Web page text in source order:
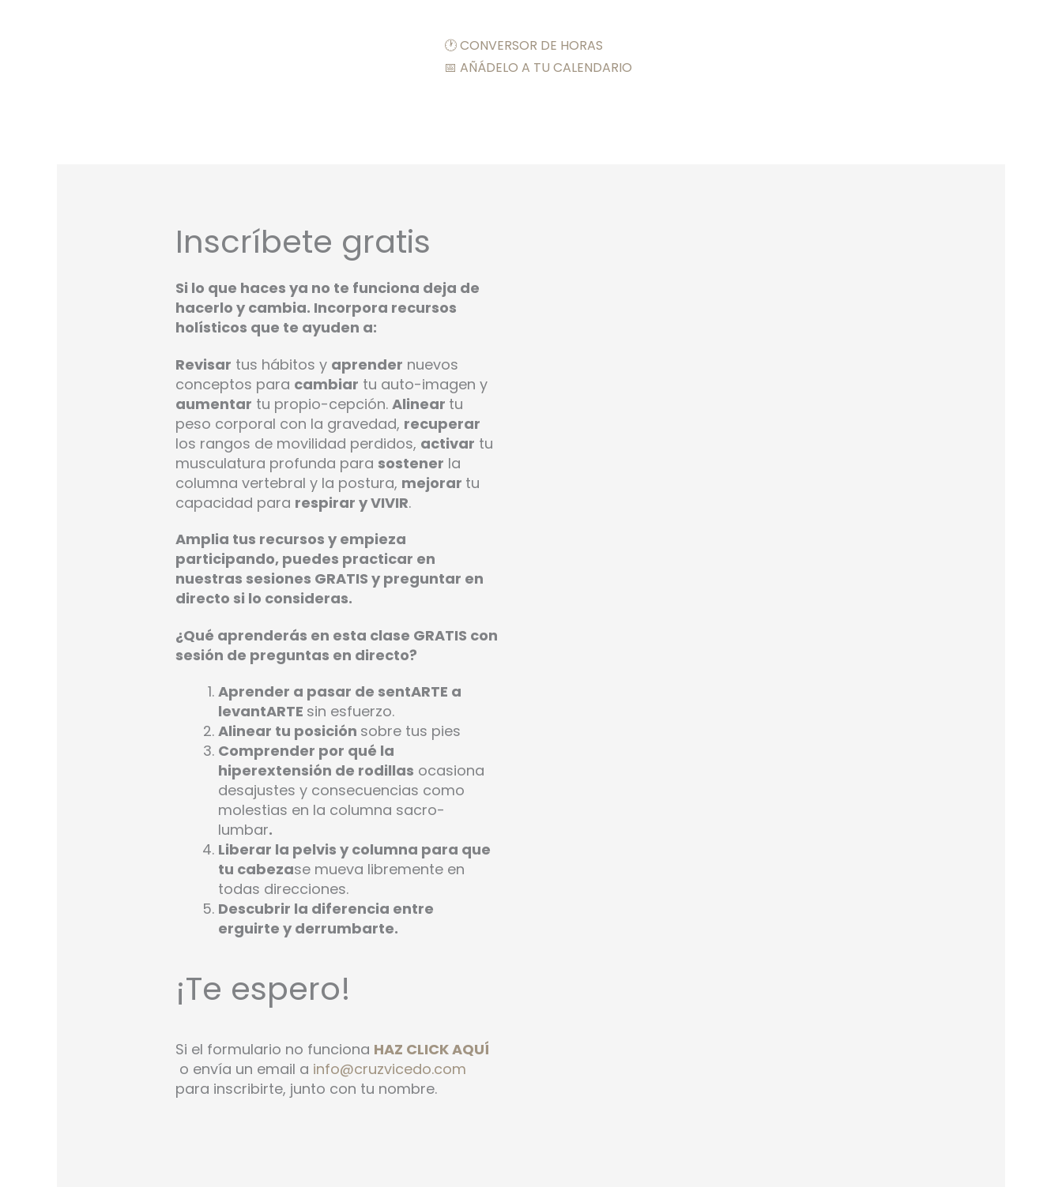
🕐 CONVERSOR DE HORAS
📅 AÑÁDELO A TU CALENDARIO
Inscríbete gratis
Si lo que haces ya no te funciona deja de
hacerlo y cambia. Incorpora recursos
holísticos que te ayuden a:
Revisar tus hábitos y aprender nuevos
conceptos para cambiar tu auto-imagen y
aumentar tu propio-cepción. Alinear tu
peso corporal con la gravedad, recuperar
los rangos de movilidad perdidos, activar tu
musculatura profunda para sostener la
columna vertebral y la postura, mejorar tu
capacidad para respirar y VIVIR.
Amplia tus recursos y empieza
participando, puedes practicar en
nuestras sesiones GRATIS y preguntar en
directo si lo consideras.
¿Qué aprenderás en esta clase GRATIS con
sesión de preguntas en directo?
Aprender a pasar de sentARTE a
levantARTE sin esfuerzo.
Alinear tu posición sobre tus pies
Comprender por qué la
hiperextensión de rodillas ocasiona
desajustes y consecuencias como
molestias en la columna sacro-
lumbar.
Liberar la pelvis y columna para que
tu cabezase mueva libremente en
todas direcciones.
Descubrir la diferencia entre
erguirte y derrumbarte.
¡Te espero!
Si el formulario no funciona HAZ CLICK AQUÍ
o envía un email a info@cruzvicedo.com
para inscribirte, junto con tu nombre.